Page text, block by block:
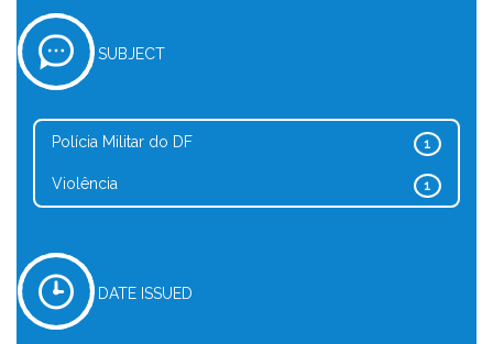
SUBJECT
1
Polícia Militar do DF
1
Violência
DATE ISSUED